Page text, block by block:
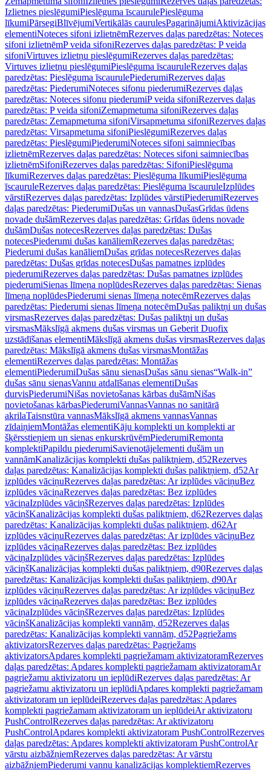
Izlietnes pieslēgumiPieslēguma īscaurulePieslēguma
līkumiPārsegiBlīvējumiVertikālās caurulesPagarinājumiAktivizācijas
elementiNoteces sifoni izlietnēmRezerves daļas paredzētas: Noteces
sifoni izlietnēmP veida sifoniRezerves daļas paredzētas: P veida
sifoniVirtuves izlietņu pieslēgumiRezerves daļas paredzētas:
Virtuves izlietņu pieslēgumiPieslēguma īscauruleRezerves daļas
paredzētas: Pieslēguma īscaurulePiederumiRezerves daļas
paredzētas: PiederumiNoteces sifonu piederumiRezerves daļas
paredzētas: Noteces sifonu piederumiP veida sifoniRezerves daļas
paredzētas: P veida sifoniZemapmetuma sifoniRezerves daļas
paredzētas: Zemapmetuma sifoniVirsapmetuma sifoniRezerves daļas
paredzētas: Virsapmetuma sifoniPieslēgumiRezerves daļas
paredzētas: PieslēgumiPiederumiNoteces sifoni saimniecības
izlietnēmRezerves daļas paredzētas: Noteces sifoni saimniecības
izlietnēmSifoniRezerves daļas paredzētas: SifoniPieslēguma
līkumiRezerves daļas paredzētas: Pieslēguma līkumiPieslēguma
īscauruleRezerves daļas paredzētas: Pieslēguma īscauruleIzplūdes
vārstiRezerves daļas paredzētas: Izplūdes vārstiPiederumiRezerves
daļas paredzētas: PiederumiDušas un vannasDušasGrīdas ūdens
novade dušāmRezerves daļas paredzētas: Grīdas ūdens novade
dušāmDušas notecesRezerves daļas paredzētas: Dušas
notecesPiederumi dušas kanāliemRezerves daļas paredzētas:
Piederumi dušas kanāliemDušas grīdas notecesRezerves daļas
paredzētas: Dušas grīdas notecesDušas pamatnes izplūdes
piederumiRezerves daļas paredzētas: Dušas pamatnes izplūdes
piederumiSienas līmeņa noplūdesRezerves daļas paredzētas: Sienas
līmeņa noplūdesPiederumi sienas līmeņa notecēmRezerves daļas
paredzētas: Piederumi sienas līmeņa notecēmDušas paliktņi un dušas
virsmasRezerves daļas paredzētas: Dušas paliktņi un dušas
virsmasMākslīgā akmens dušas virsmas un Geberit Duofix
uzstādīšanas elementiMākslīgā akmens dušas virsmasRezerves daļas
paredzētas: Mākslīgā akmens dušas virsmasMontāžas
elementiRezerves daļas paredzētas: Montāžas
elementiPiederumiDušas sānu sienasDušas sānu sienas“Walk-in”
dušas sānu sienasVannu atdalīšanas elementiDušas
durvisPiederumiNišas novietošanas kārbas dušāmNišas
novietošanas kārbasPiederumiVannasVannas no sanitārā
akrilaTaisnstūra vannasMākslīgā akmens vannasVannas
zīdaiņiemMontāžas elementiKāju komplekti un komplekti ar
šķērsstieņiem un sienas enkurskrūvēmPiederumiRemonta
komplektiPapildu piederumiSavienotājelementi dušām un
vannāmKanalizācijas komplekti dušas paliktņiem, d52Rezerves
daļas paredzētas: Kanalizācijas komplekti dušas paliktņiem, d52Ar
izplūdes vāciņuRezerves daļas paredzētas: Ar izplūdes vāciņuBez
izplūdes vāciņaRezerves daļas paredzētas: Bez izplūdes
vāciņaIzplūdes vāciņšRezerves daļas paredzētas: Izplūdes
vāciņšKanalizācijas komplekti dušas paliktņiem, d62Rezerves daļas
paredzētas: Kanalizācijas komplekti dušas paliktņiem, d62Ar
izplūdes vāciņuRezerves daļas paredzētas: Ar izplūdes vāciņuBez
izplūdes vāciņaRezerves daļas paredzētas: Bez izplūdes
vāciņaIzplūdes vāciņšRezerves daļas paredzētas: Izplūdes
vāciņšKanalizācijas komplekti dušas paliktņiem, d90Rezerves daļas
paredzētas: Kanalizācijas komplekti dušas paliktņiem, d90Ar
izplūdes vāciņuRezerves daļas paredzētas: Ar izplūdes vāciņuBez
izplūdes vāciņaRezerves daļas paredzētas: Bez izplūdes
vāciņaIzplūdes vāciņšRezerves daļas paredzētas: Izplūdes
vāciņšKanalizācijas komplekti vannām, d52Rezerves daļas
paredzētas: Kanalizācijas komplekti vannām, d52Pagriežams
aktivizatorsRezerves daļas paredzētas: Pagriežams
aktivizatorsApdares komplekti pagriežamam aktivizatoramRezerves
daļas paredzētas: Apdares komplekti pagriežamam aktivizatoramAr
pagriežamu aktivizatoru un ieplūdiRezerves daļas paredzētas: Ar
pagriežamu aktivizatoru un ieplūdiApdares komplekti pagriežamam
aktivizatoram un ieplūdeiRezerves daļas paredzētas: Apdares
komplekti pagriežamam aktivizatoram un ieplūdeiAr aktivizatoru
PushControlRezerves daļas paredzētas: Ar aktivizatoru
PushControlApdares komplekti aktivizatoram PushControlRezerves
daļas paredzētas: Apdares komplekti aktivizatoram PushControlAr
vārstu aizbāžņiemRezerves daļas paredzētas: Ar vārstu
aizbāžņiemPiederumi vannu kanalizācijas komplektiemRezerves